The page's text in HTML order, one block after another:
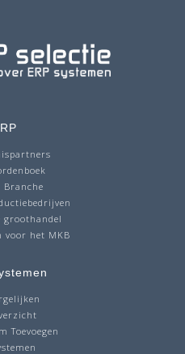
Branche
groothandel
voor het MKB
Toevoegen